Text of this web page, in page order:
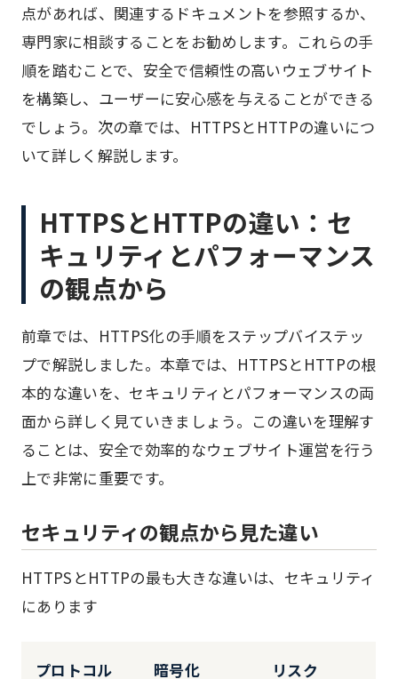
点があれば、関連するドキュメントを参照するか、
専門家に相談することをお勧めします。これらの手
順を踏むことで、安全で信頼性の高いウェブサイト
を構築し、ユーザーに安心感を与えることができる
でしょう。次の章では、HTTPSとHTTPの違いにつ
いて詳しく解説します。
HTTPSとHTTPの違い：セ
キュリティとパフォーマンス
の観点から
前章では、HTTPS化の手順をステップバイステッ
プで解説しました。本章では、HTTPSとHTTPの根
本的な違いを、セキュリティとパフォーマンスの両
面から詳しく見ていきましょう。この違いを理解す
ることは、安全で効率的なウェブサイト運営を行う
上で非常に重要です。
セキュリティの観点から見た違い
HTTPSとHTTPの最も大きな違いは、セキュリティ
にあります
プロトコル 暗号化 リスク